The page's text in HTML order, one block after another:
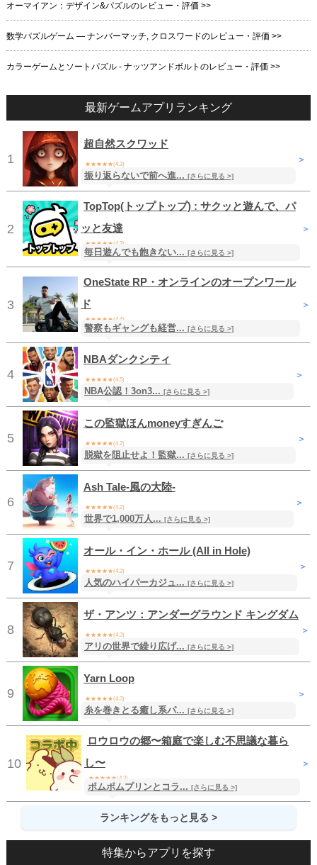
オーマイアン：デザイン&パズルのレビュー・評価 >>
数学パズルゲーム ― ナンバーマッチ, クロスワードのレビュー・評価 >>
カラーゲームとソートパズル - ナッツアンドボルトのレビュー・評価 >>
最新ゲームアプリランキング
1
超自然スクワッド
＞
★★★★★(4.3)
無料/ アクション
振り返らないで前へ進... [さらに見る >]
2
TopTop(トップトップ) : サクッと遊んで、パ
ッと友達
＞
★★★★★(4.3)
無料/ ファミリー
毎日遊んでも飽きない... [さらに見る >]
3
OneState RP・オンラインのオープンワール
ド
＞
★★★★★(4.4)
無料/ アクション
警察もギャングも経営... [さらに見る >]
4
NBAダンクシティ
＞
★★★★★(4.5)
無料/ スポーツ
NBA公認！3on3... [さらに見る >]
5
この監獄ほんmoneyすぎんご
＞
★★★★★(4.2)
無料/ シミュレーション
脱獄を阻止せよ！監獄... [さらに見る >]
6
Ash Tale-風の大陸-
＞
★★★★★(4.2)
無料/ RPG
世界で1,000万人... [さらに見る >]
7
オール・イン・ホール (All in Hole)
＞
★★★★★(4.3)
無料/ パズル
人気のハイパーカジュ... [さらに見る >]
8
ザ・アンツ：アンダーグラウンド キングダム
＞
★★★★★(4.3)
無料 / ストラテジー
アリの世界で繰り広げ... [さらに見る >]
9
Yarn Loop
＞
★★★★★(4.3)
無料/ パズル
糸を巻きとる癒し系パ... [さらに見る >]
10
ロウロウの郷〜箱庭で楽しむ不思議な暮ら
し〜
＞
★★★★★(4.3)
無料/ シミュレーション
ポムポムプリンとコラ... [さらに見る >]
ランキングをもっと見る >
特集からアプリを探す